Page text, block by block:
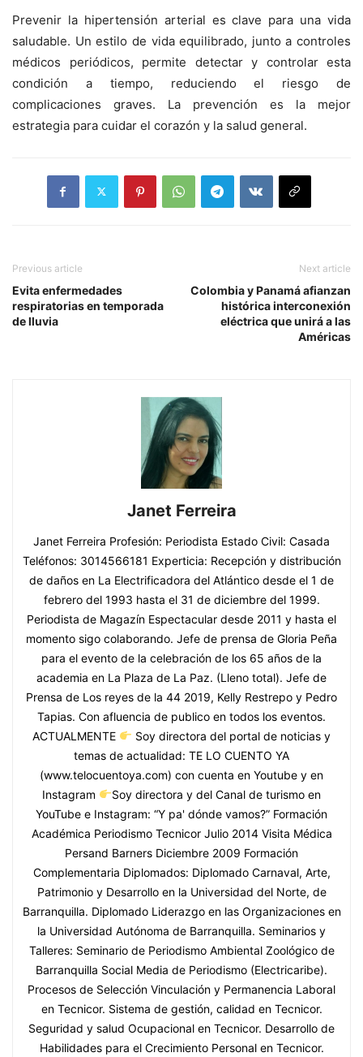
Prevenir la hipertensión arterial es clave para una vida
saludable. Un estilo de vida equilibrado, junto a controles
médicos periódicos, permite detectar y controlar esta
condición a tiempo, reduciendo el riesgo de
complicaciones graves. La prevención es la mejor
estrategia para cuidar el corazón y la salud general.
Previous article
Evita enfermedades
respiratorias en temporada
de lluvia
Next article
Colombia y Panamá afianzan
histórica interconexión
eléctrica que unirá a las
Américas
Janet Ferreira
Janet Ferreira Profesión: Periodista Estado Civil: Casada
Teléfonos: 3014566181 Experticia: Recepción y distribución
de daños en La Electrificadora del Atlántico desde el 1 de
febrero del 1993 hasta el 31 de diciembre del 1999.
Periodista de Magazín Espectacular desde 2011 y hasta el
momento sigo colaborando. Jefe de prensa de Gloria Peña
para el evento de la celebración de los 65 años de la
academia en La Plaza de La Paz. (Lleno total). Jefe de
Prensa de Los reyes de la 44 2019, Kelly Restrepo y Pedro
Tapias. Con afluencia de publico en todos los eventos.
ACTUALMENTE
Soy directora del portal de noticias y
temas de actualidad: TE LO CUENTO YA
(www.telocuentoya.com) con cuenta en Youtube y en
Instagram
Soy directora y del Canal de turismo en
YouTube e Instagram: “Y pa' dónde vamos?” Formación
Académica Periodismo Tecnicor Julio 2014 Visita Médica
Persand Barners Diciembre 2009 Formación
Complementaria Diplomados: Diplomado Carnaval, Arte,
Patrimonio y Desarrollo en la Universidad del Norte, de
Barranquilla. Diplomado Liderazgo en las Organizaciones en
la Universidad Autónoma de Barranquilla. Seminarios y
Talleres: Seminario de Periodismo Ambiental Zoológico de
Barranquilla Social Media de Periodismo (Electricaribe).
Procesos de Selección Vinculación y Permanencia Laboral
en Tecnicor. Sistema de gestión, calidad en Tecnicor.
Seguridad y salud Ocupacional en Tecnicor. Desarrollo de
Habilidades para el Crecimiento Personal en Tecnicor.